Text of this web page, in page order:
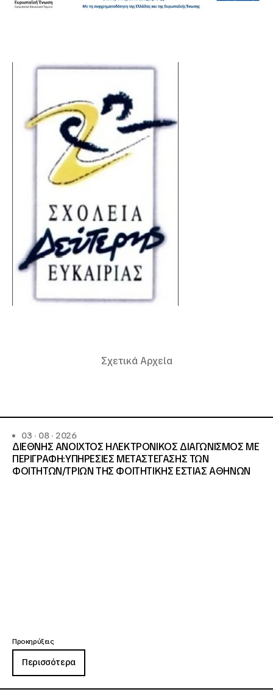
Σχετικά Αρχεία
03 · 08 · 2026
ΔΙΕΘΝΗΣ ΑΝΟΙΧΤΟΣ ΗΛΕΚΤΡΟΝΙΚΟΣ ΔΙΑΓΩΝΙΣΜΟΣ ΜΕ
ΠΕΡΙΓΡΑΦΗ:ΥΠΗΡΕΣΙΕΣ METAΣΤΕΓΑΣΗΣ ΤΩΝ
ΦΟΙΤΗΤΩΝ/ΤΡΙΩΝ ΤΗΣ ΦΟΙΤΗΤΙΚΗΣ ΕΣΤΙΑΣ ΑΘΗΝΩΝ
Προκηρύξεις
Περισσότερα